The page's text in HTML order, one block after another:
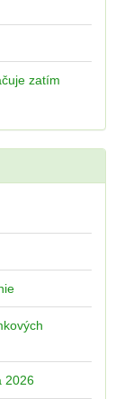
zatím
2026